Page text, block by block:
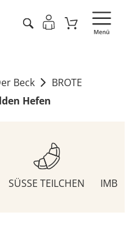
Beck
BROTE
Hefen
SÜSSE TEILCHEN